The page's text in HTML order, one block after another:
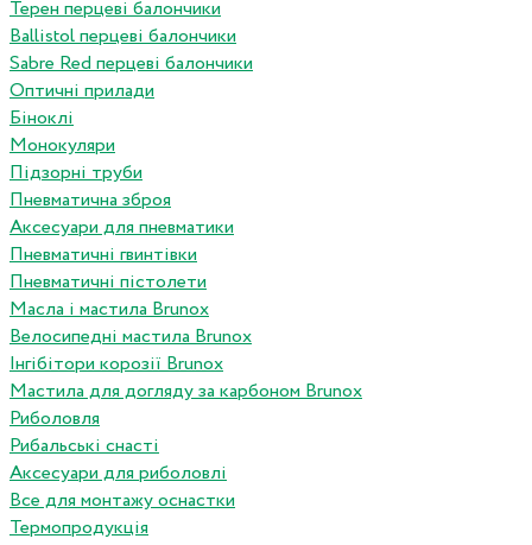
Терен перцеві балончики
Ballistol перцеві балончики
Sabre Red перцеві балончики
Оптичні прилади
Біноклі
Монокуляри
Підзорні труби
Пневматична зброя
Аксесуари для пневматики
Пневматичні гвинтівки
Пневматичні пістолети
Масла і мастила Brunox
Велосипедні мастила Brunox
Інгібітори корозії Brunox
Мастила для догляду за карбоном Brunox
Риболовля
Рибальські снасті
Аксесуари для риболовлі
Все для монтажу оснастки
Термопродукція